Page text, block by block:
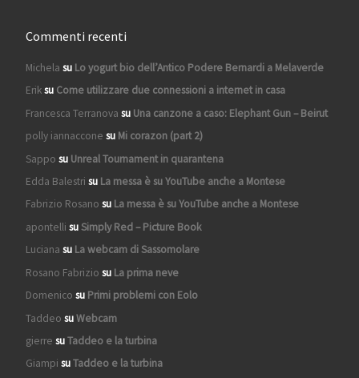
Commenti recenti
Michela su Lo yogurt bio dell’Antico Podere Bernardi a Melaverde
Eriksu Come utilizzare due connessioni a internet in casa
Francesca Terranova su Una canzone a caso: Elephant Gun – Beirut
polly iannaccone su Mi corazon (part 2)
Sappo su Unreal Tournament in quarantena
Edda Balestri su La messa è su YouTube anche a Montese
Fabrizio Rosano su La messa è su YouTube anche a Montese
apontelli suSimply Red – Picture Book
Luciana su La webcam di Sassomolare
Rosano Fabrizio su La prima neve
Domenico su Primi problemi con Eolo
Taddeo suWebcam
gierre suTaddeo e la turbina
Giampi suTaddeo e la turbina